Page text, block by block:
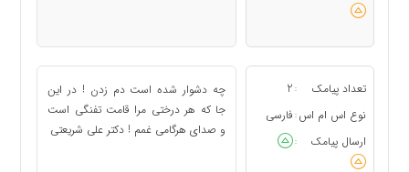
تعداد پیامک :
2
نوع اس ام اس : فارسی
ارسال پیامک
:
چه دشوار شده است دم زدن ! در این
جا که هر درختی مرا قامت تفنگی است
و صدای هرگامی غمم ! دکتر علی شریعتی